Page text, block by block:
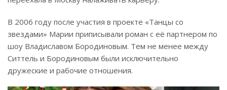
В 2006 году после участия в проекте «Танцы со
звездами» Марии приписывали роман с её партнером по
шоу Владиславом Бородиновым. Тем не менее между
Ситтель и Бородиновым были исключительно
дружеские и рабочие отношения.